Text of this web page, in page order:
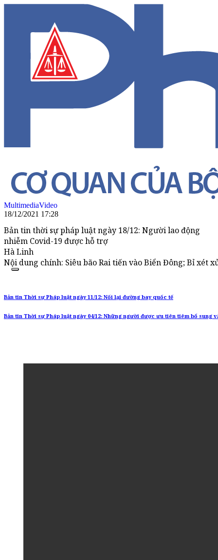
MultimediaVideo
18/12/2021 17:28
Bản tin thời sự pháp luật ngày 18/12: Người lao động
nhiễm Covid-19 được hỗ trợ
Hà Linh
Nội dung chính: Siêu bão Rai tiến vào Biển Đông; Bỉ xét
Bản tin Thời sự Pháp luật ngày 11/12: Nối lại đường bay quốc tế
Bản tin Thời sự Pháp luật ngày 04/12: Những người được ưu tiên tiêm bổ sung